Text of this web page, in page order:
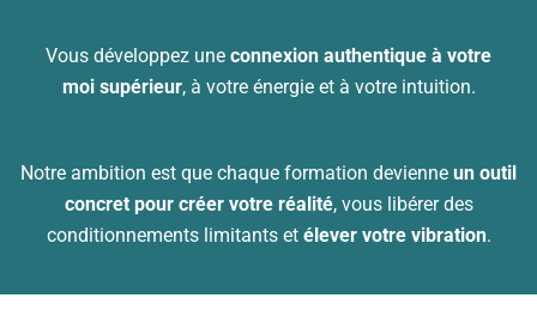
Vous développez une connexion authentique à votre
moi supérieur, à votre énergie et à votre intuition.
Notre ambition est que chaque formation devienne un outil
concret pour créer votre réalité, vous libérer des
conditionnements limitants et élever votre vibration.